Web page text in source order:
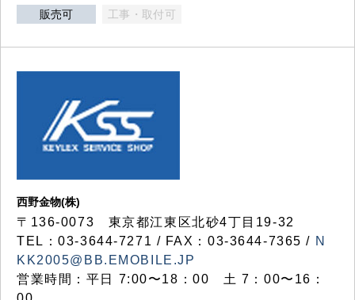
販売可 工事・取付可
西野金物(株)
〒136-0073 東京都江東区北砂4丁目19-32
TEL：03‐3644‐7271 / FAX：03-3644-7365 / N
KK2005@BB.EMOBILE.JP
営業時間：平日 7:00〜18：00 土 7：00〜16：